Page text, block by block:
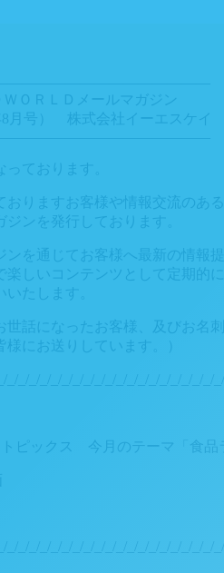
ＯＲＬＤメールマガジン
8月号） 株式会社イーエスケイ
ております。
おりますお客様や情報交流のあ
ジンを発行しております。
ンを通じてお客様へ最新の情報
楽しいコンテンツとして定期的
いたします。
世話になったお客様、及びお名
様にお送りしています。）
_/_/_/_/_/_/_/_/_/_/_/_/_/_/_/_/_/_/_/
トピックス 今月のテーマ「食品